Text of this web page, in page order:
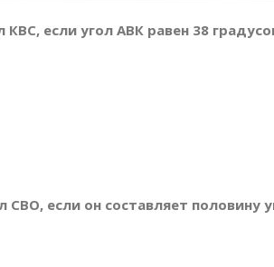
если угол АВК равен 38
СВО, если он составляет половину